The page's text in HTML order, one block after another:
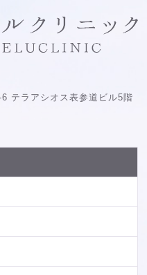
テラアシオス表参道ビル5階